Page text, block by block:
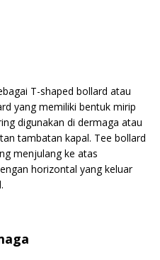
T-shaped bollard atau
yang memiliki bentuk mirip
digunakan di dermaga atau
tambatan kapal. Tee bollard
menjulang ke atas
horizontal yang keluar